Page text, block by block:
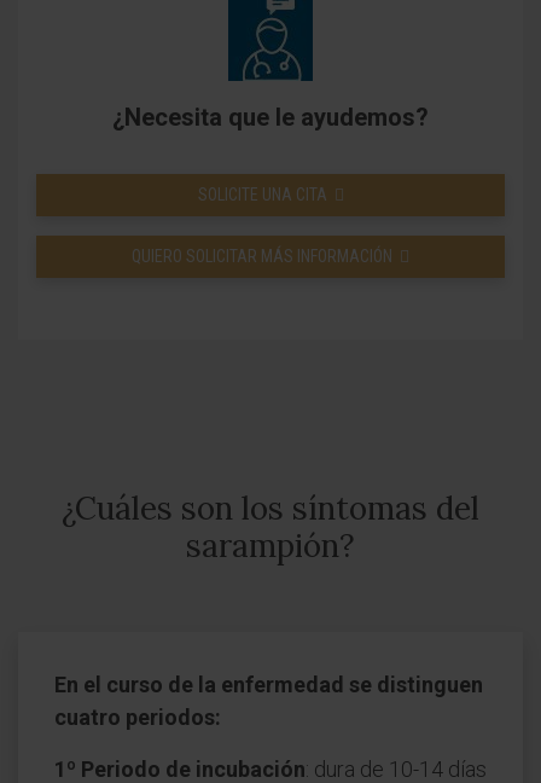
¿Necesita que le ayudemos?
SOLICITE UNA CITA
QUIERO SOLICITAR MÁS INFORMACIÓN
¿Cuáles son los síntomas del
sarampión?
En el curso de la enfermedad se distinguen
cuatro periodos:
1º Periodo de incubación: dura de 10-14 días